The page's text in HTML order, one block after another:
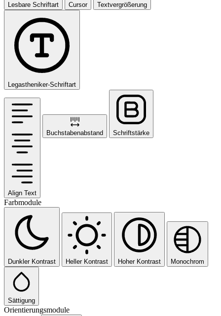
Lesbare Schriftart Cursor Textvergrößerung
Legastheniker-Schriftart
Align Text
Buchstabenabstand Schriftstärke
Farbmodule
Dunkler Kontrast Heller Kontrast Hoher Kontrast Monochrom
Sättigung
Orientierungsmodule